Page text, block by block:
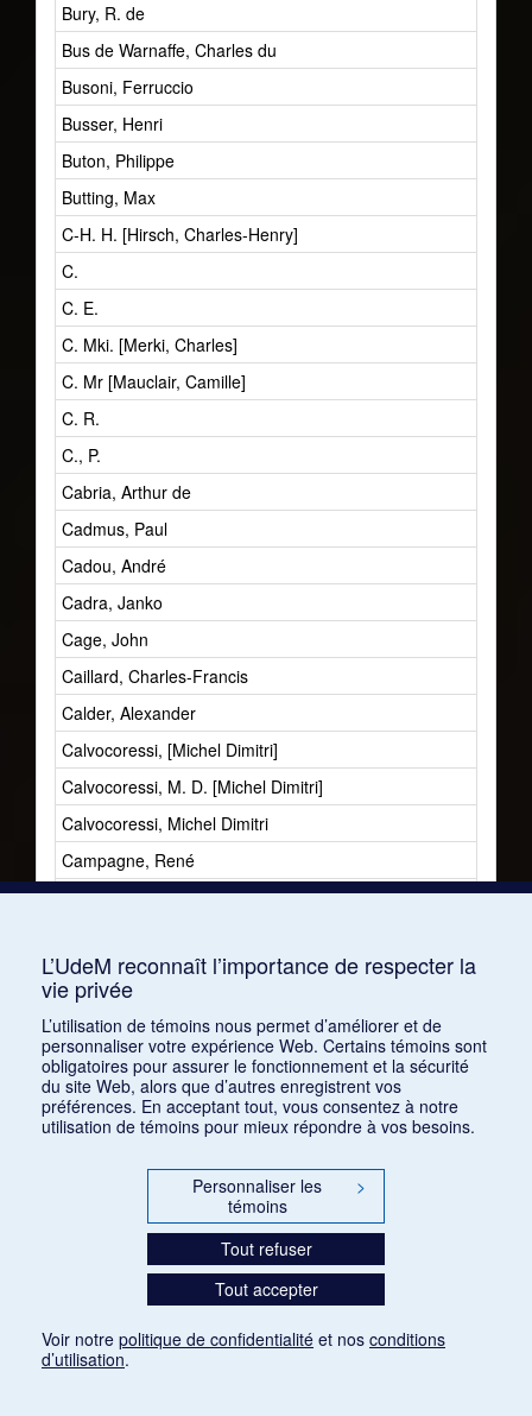
Bury, R. de
Bus de Warnaffe, Charles du
Busoni, Ferruccio
Busser, Henri
Buton, Philippe
Butting, Max
C-H. H. [Hirsch, Charles-Henry]
C.
C. E.
C. Mki. [Merki, Charles]
C. Mr [Mauclair, Camille]
C. R.
C., P.
Cabria, Arthur de
Cadmus, Paul
Cadou, André
Cadra, Janko
Cage, John
Caillard, Charles-Francis
Calder, Alexander
Calvocoressi, [Michel Dimitri]
Calvocoressi, M. D. [Michel Dimitri]
Calvocoressi, Michel Dimitri
Campagne, René
Canaday, John
Canteloube, J[oseph]
Canteloube, Joseph
Canudo, Ricciotto
Capet, Lucien
Caplet, André
Carducci-Agustini, [Edgardo]
Carducci-Agustini, Edgardo
Carmontelle, Louis Carrogis
Carmouche, Henry
Carol-Berard
Caroline Lucy Potter
L’UdeM reconnaît l’importance de respecter la
vie privée
L’utilisation de témoins nous permet d’améliorer et de
personnaliser votre expérience Web. Certains témoins sont
obligatoires pour assurer le fonctionnement et la sécurité
du site Web, alors que d’autres enregistrent vos
préférences. En acceptant tout, vous consentez à notre
utilisation de témoins pour mieux répondre à vos besoins.
Personnaliser les
témoins
>
Tout refuser
Tout accepter
Voir notre politique de confidentialité et nos conditions
d’utilisation.